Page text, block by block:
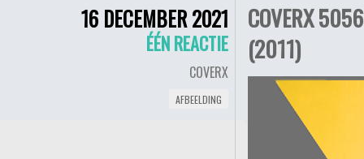
16 DECEMBER 2021
ÉÉN REACTIE
COVERX
AFBEELDING
COVERX
(2011)